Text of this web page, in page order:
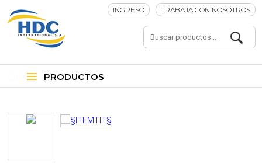
INGRESO TRABAJA CON NOSOTROS
PRODUCTOS